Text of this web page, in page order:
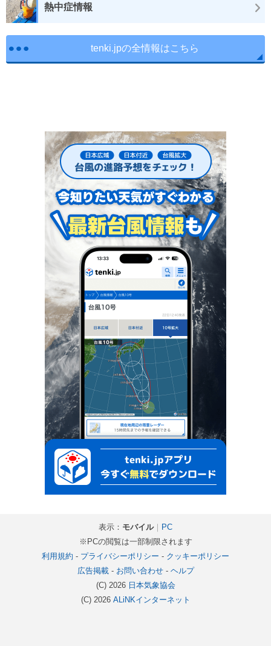
熱中症情報
tenki.jpの全情報はこちら
表示： モバイル｜
PC
※PCの閲覧は一部制限されます
利用規約 - プライバシーポリシー - クッキーポリシー
広告掲載- お問い合わせ- ヘルプ
(C) 2026 日本気象協会
(C) 2026 ALiNKインターネット